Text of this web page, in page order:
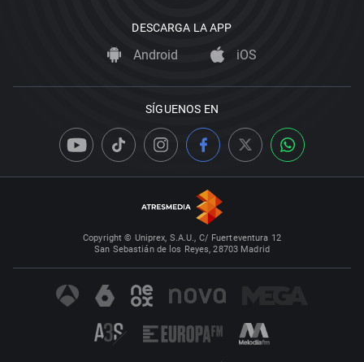
DESCARGA LA APP
Android iOS
SÍGUENOS EN
Copyright © Uniprex, S.A.U., C/ Fuerteventura 12
San Sebastián de los Reyes, 28703 Madrid